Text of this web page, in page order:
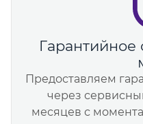
Гарантийное
Предоставляем
через
месяцев с